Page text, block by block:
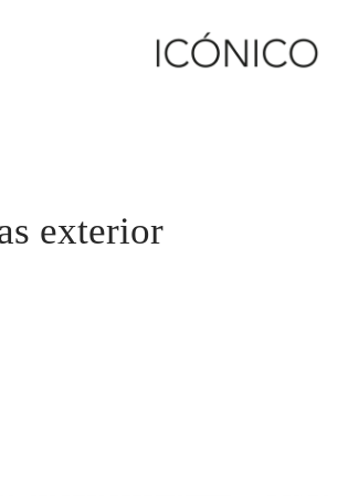
exterior